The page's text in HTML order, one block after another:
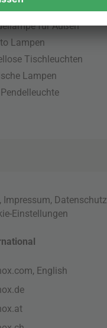
für Außen
Lampen
Tischleuchten
Lampen
, Impressum, Datenschutz
Einstellungen
English